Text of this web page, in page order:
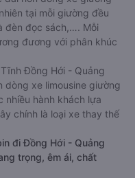
tại mỗi giường đều
đèn đọc sách,…. Mỗi
đương với phân khúc
Đồng Hới - Quảng
dòng xe limousine giường
nhiều hành khách lựa
chính là loại xe thay thế
đi Đồng Hới - Quảng
trọng, êm ái, chất